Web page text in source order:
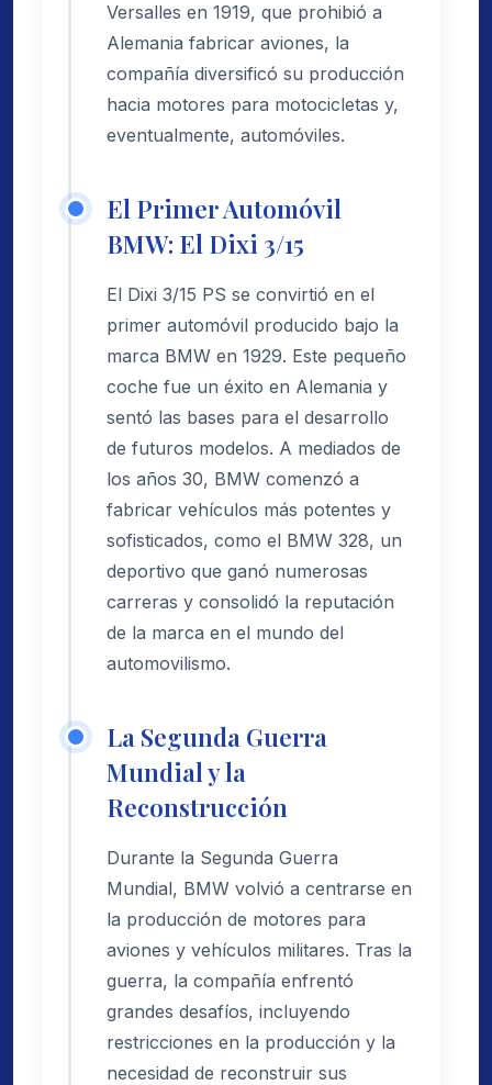
Versalles en 1919, que prohibió a
Alemania fabricar aviones, la
compañía diversificó su producción
hacia motores para motocicletas y,
eventualmente, automóviles.
El Primer Automóvil
BMW: El Dixi 3/15
El Dixi 3/15 PS se convirtió en el
primer automóvil producido bajo la
marca BMW en 1929. Este pequeño
coche fue un éxito en Alemania y
sentó las bases para el desarrollo
de futuros modelos. A mediados de
los años 30, BMW comenzó a
fabricar vehículos más potentes y
sofisticados, como el BMW 328, un
deportivo que ganó numerosas
carreras y consolidó la reputación
de la marca en el mundo del
automovilismo.
La Segunda Guerra
Mundial y la
Reconstrucción
Durante la Segunda Guerra
Mundial, BMW volvió a centrarse en
la producción de motores para
aviones y vehículos militares. Tras la
guerra, la compañía enfrentó
grandes desafíos, incluyendo
restricciones en la producción y la
necesidad de reconstruir sus